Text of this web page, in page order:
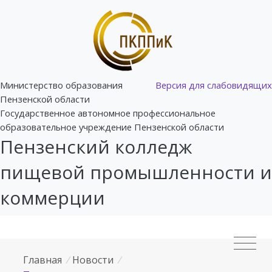
Версия для слабовидящих
Министерство образования
Пензенской области
Государственное автономное профессиональное
образовательное учреждение Пензенской области
Пензенский колледж
пищевой промышленности и
коммерции
Главная / Новости /